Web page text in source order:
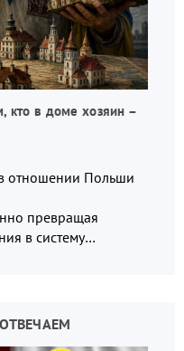
кто в доме хозяин –
отношении Польши
превращая
в систему